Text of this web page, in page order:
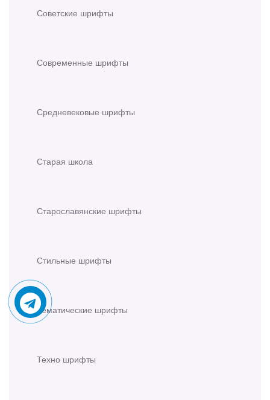
Советские шрифты
Современные шрифты
Средневековые шрифты
Старая школа
Старославянские шрифты
Стильные шрифты
Тематические шрифты
Техно шрифты